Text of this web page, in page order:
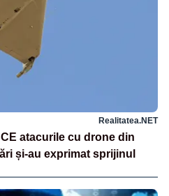
Realitatea.NET
atacurile cu drone din
și-au exprimat sprijinul